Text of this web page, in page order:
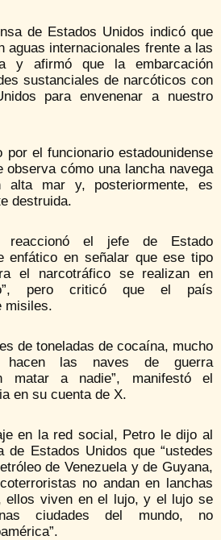
de Estados Unidos indicó que
aguas internacionales frente a las
y afirmó que la embarcación
sustanciales de narcóticos con
para envenenar a nuestro
por el funcionario estadounidense
cómo una lancha navega
alta mar y, posteriormente, es
destruida.
reaccionó el jefe de Estado
enfático en señalar que ese tipo
el narcotráfico se realizan en
pero criticó que el país
misiles.
de toneladas de cocaína, mucho
las naves de guerra
matar a nadie”, manifestó el
en su cuenta de X.
en la red social, Petro le dijo al
de Estados Unidos que “ustedes
de Venezuela y de Guyana,
no andan en lanchas
ellos viven en el lujo, y el lujo se
ciudades del mundo, no